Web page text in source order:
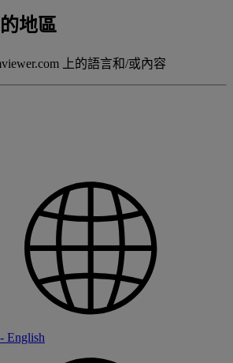
地區
上的語言和/或內容
English